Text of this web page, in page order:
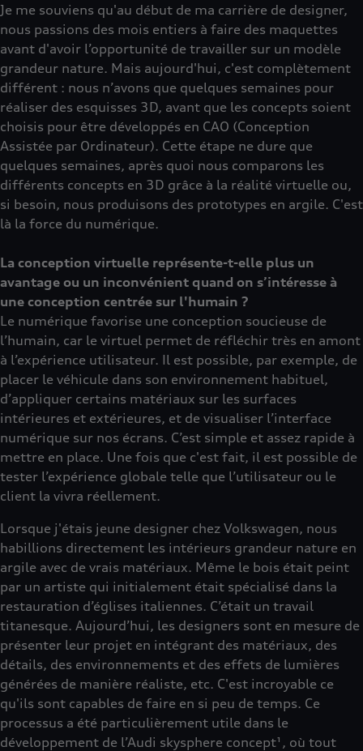
Je me souviens qu'au début de ma carrière de designer,
nous passions des mois entiers à faire des maquettes
avant d'avoir l’opportunité de travailler sur un modèle
grandeur nature. Mais aujourd'hui, c'est complètement
différent : nous n’avons que quelques semaines pour
réaliser des esquisses 3D, avant que les concepts soient
choisis pour être développés en CAO (Conception
Assistée par Ordinateur). Cette étape ne dure que
quelques semaines, après quoi nous comparons les
différents concepts en 3D grâce à la réalité virtuelle ou,
si besoin, nous produisons des prototypes en argile. C'est
là la force du numérique.
La conception virtuelle représente-t-elle plus un
avantage ou un inconvénient quand on s’intéresse à
une conception centrée sur l'humain ?
Le numérique favorise une conception soucieuse de
l’humain, car le virtuel permet de réfléchir très en amont
à l’expérience utilisateur. Il est possible, par exemple, de
placer le véhicule dans son environnement habituel,
d’appliquer certains matériaux sur les surfaces
intérieures et extérieures, et de visualiser l’interface
numérique sur nos écrans. C’est simple et assez rapide à
mettre en place. Une fois que c'est fait, il est possible de
tester l’expérience globale telle que l’utilisateur ou le
client la vivra réellement.
Lorsque j'étais jeune designer chez Volkswagen, nous
habillions directement les intérieurs grandeur nature en
argile avec de vrais matériaux. Même le bois était peint
par un artiste qui initialement était spécialisé dans la
restauration d’églises italiennes. C’était un travail
titanesque. Aujourd’hui, les designers sont en mesure de
présenter leur projet en intégrant des matériaux, des
détails, des environnements et des effets de lumières
générées de manière réaliste, etc. C'est incroyable ce
qu'ils sont capables de faire en si peu de temps. Ce
processus a été particulièrement utile dans le
développement de l’Audi skysphere concept¹, où tout